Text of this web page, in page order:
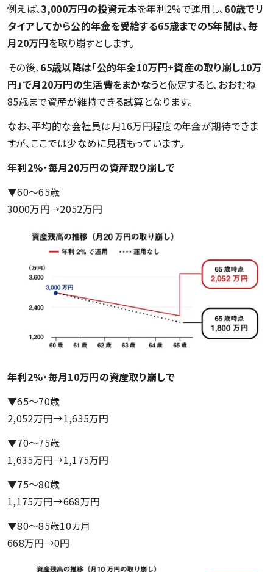
例えば、3,000万円の投資元本を年利2%で運用し、60歳でリ
タイアしてから公的年金を受給する65歳までの5年間は、毎
月20万円を取り崩すとします。
その後、65歳以降は「公的年金10万円+資産の取り崩し10万
円」で月20万円の生活費をまかなうと仮定すると、おおむね
85歳まで資産が維持できる試算となります。
なお、平均的な会社員は月16万円程度の年金が期待できま
すが、ここでは少なめに見積もっています。
年利2%・毎月20万円の資産取り崩しで
▼60〜65歳
3000万円→2052万円
年利2%・毎月10万円の資産取り崩しで
▼65〜70歳
2,052万円→1,635万円
▼70〜75歳
1,635万円→1,175万円
▼75〜80歳
1,175万円→668万円
▼80〜85歳10カ月
668万円→0円